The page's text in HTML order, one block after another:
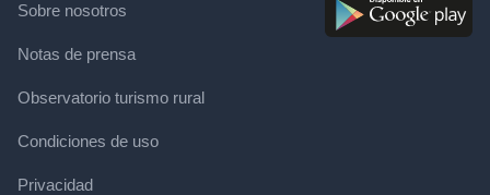
Sobre nosotros
Notas de prensa
Observatorio turismo rural
Condiciones de uso
Privacidad